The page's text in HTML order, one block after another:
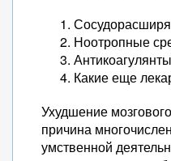
Ноотропные
Какие еще
Ухудшение
причина
умственной